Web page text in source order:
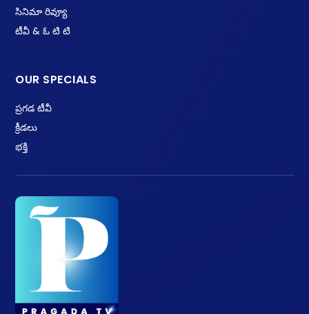
సినిమా రివ్యూ
టీవీ & ఓ టి టి
OUR SPECIALS
ప్రగడ టీవీ
క్రీడలు
భక్తి